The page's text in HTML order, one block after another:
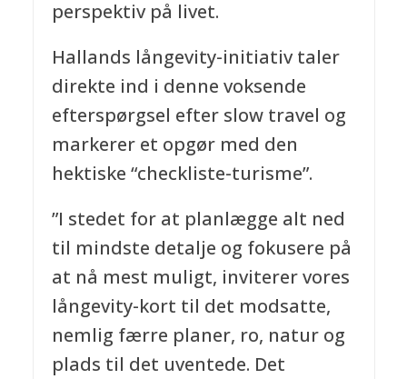
perspektiv på livet.
Hallands långevity-initiativ taler
direkte ind i denne voksende
efterspørgsel efter slow travel og
markerer et opgør med den
hektiske “checkliste-turisme”.
”I stedet for at planlægge alt ned
til mindste detalje og fokusere på
at nå mest muligt, inviterer vores
långevity-kort til det modsatte,
nemlig færre planer, ro, natur og
plads til det uventede. Det